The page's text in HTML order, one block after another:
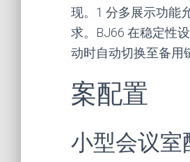
现。1 分多展示功能
求。BJ66 在稳定性
动时自动切换至备用
案配置
小型会议室